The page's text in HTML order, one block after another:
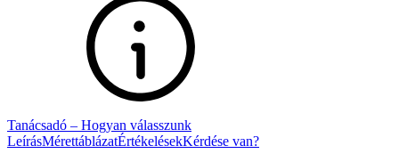
Tanácsadó – Hogyan válasszunk
LeírásMérettáblázatÉrtékelésekKérdése van?